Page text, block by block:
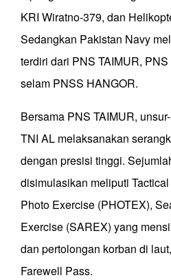
KRI Wiratno-379, dan
Sedangkan Pakistan Navy
terdiri dari PNS TAIMUR,
selam PNSS HANGOR. ​
Bersama PNS TAIMUR,
TNI AL melaksanakan
dengan presisi tinggi.
disimulasikan meliputi
Photo Exercise (PHOTEX),
Exercise (SAREX) yang
dan pertolongan korban di
Farewell Pass.